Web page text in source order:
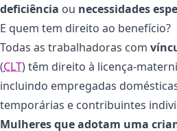
deficiência ou necessidades
E quem tem direito ao benefício?
Todas as trabalhadoras com
(CLT) têm direito à licença-
incluindo empregadas
temporárias e contribuintes
Mulheres que adotam uma